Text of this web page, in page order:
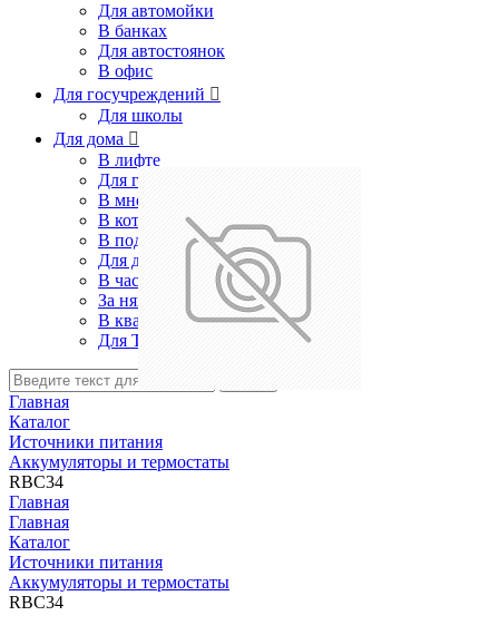
Для автомойки
В банках
Для автостоянок
В офис
Для госучреждений 
Для школы
Для дома 
В лифте
Для гаража
В многоквартирный дом
В коттедж
В подъезд
Для дачи
В частном доме
За няней
В квартире
Для ТСЖ
Главная
Каталог
Источники питания
Аккумуляторы и термостаты
RBC34
Главная
Главная
Каталог
Источники питания
Аккумуляторы и термостаты
RBC34